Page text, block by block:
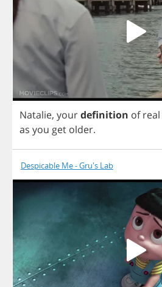
Natalie, yourdefinition of real
as you get older.
Despicable Me - Gru's Lab